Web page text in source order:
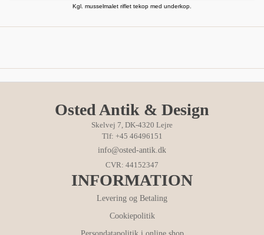
Kgl. musselmalet riflet tekop med underkop.
Osted Antik & Design
Skelvej 7, DK-4320 Lejre
Tlf: +45 46496151
info@osted-antik.dk
CVR: 44152347
INFORMATION
Levering og Betaling
Cookiepolitik